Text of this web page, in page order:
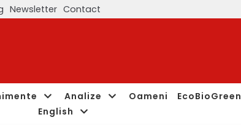
Newsletter Contact
Analize Oameni EcoBioGreen
English